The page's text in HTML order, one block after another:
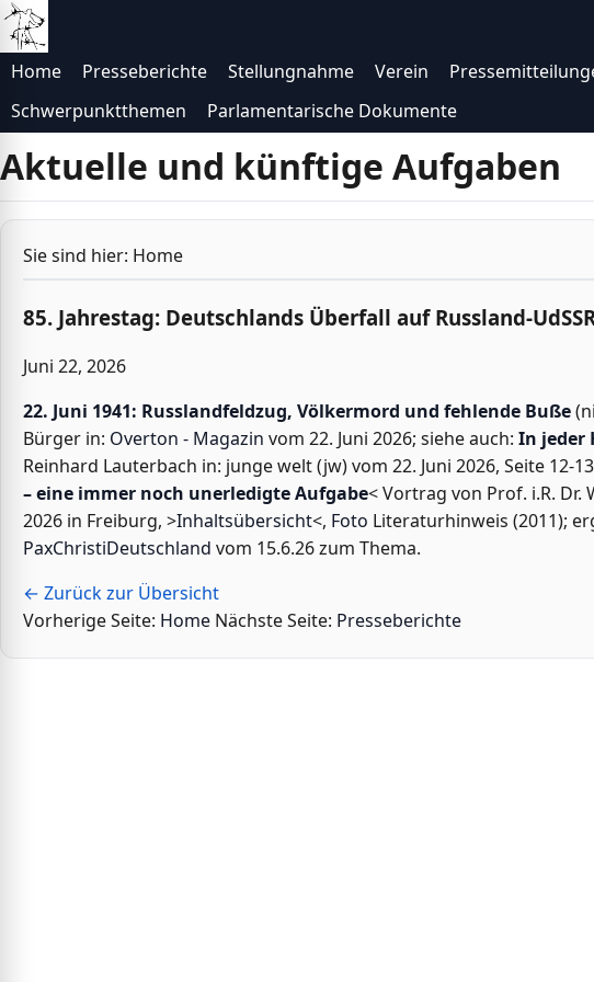
Direkt zur Navigation
Direkt zum Inhalt
Home Presseberichte Stellungnahme Verein
Schwerpunktthemen
Parlamentarische Dokumente
Aktuelle und künftige Aufgaben
Sie sind hier: Home
85. Jahrestag: Deutschlands Überfall auf Russland-
Juni 22, 2026
22. Juni 1941: Russlandfeldzug, Völkermord und fehlende Buße
Bürger in: Overton - Magazin vom 22. Juni 2026; siehe auch:In jeder
Reinhard Lauterbach in: junge welt (jw) vom 22. Juni 2026, Seite 12-
– eine immer noch unerledigte Aufgabe< Vortrag von Prof. i.R. Dr.
2026 in Freiburg, >Inhaltsübersicht<, Foto Literaturhinweis (2011);
PaxChristiDeutschland vom 15.6.26 zum Thema.
← Zurück zur Übersicht
Vorherige Seite: Home Nächste Seite: Presseberichte